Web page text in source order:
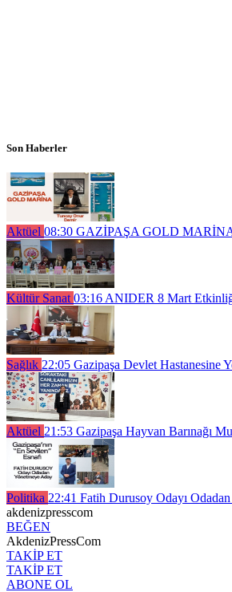
Son Haberler
Aktüel 08:30 GAZİPAŞA GOLD
Kültür Sanat 03:16 ANIDER 8 Mart
Sağlık 22:05 Gazipaşa Devlet Hastanesine
Aktüel 21:53 Gazipaşa Hayvan Barınağı
Politika 22:41 Fatih Durusoy Odayı
akdenizpresscom
BEĞEN
AkdenizPressCom
TAKİP ET
TAKİP ET
ABONE OL